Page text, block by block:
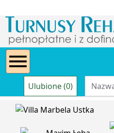
Ulubione (0)